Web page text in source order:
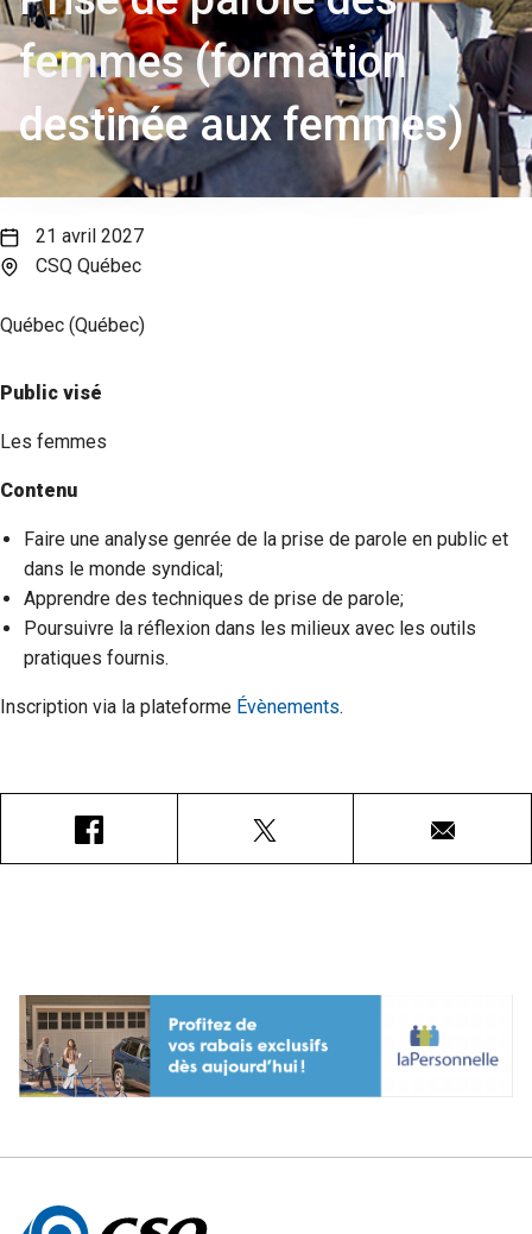
femmes (formation
destinée aux femmes)
21 avril 2027
CSQ Québec
Québec (Québec)
Public visé
Les femmes
Contenu
Faire une analyse genrée de la prise de parole en public et
dans le monde syndical;
Apprendre des techniques de prise de parole;
Poursuivre la réflexion dans les milieux avec les outils
pratiques fournis.
Inscription via la plateforme Évènements.
Courriel
Autres